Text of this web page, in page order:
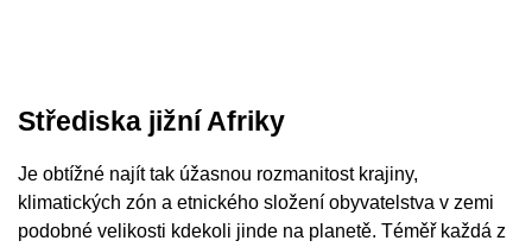
Střediska jižní Afriky
Je obtížné najít tak úžasnou rozmanitost krajiny,
klimatických zón a etnického složení obyvatelstva v zemi
podobné velikosti kdekoli jinde na planetě. Téměř každá z